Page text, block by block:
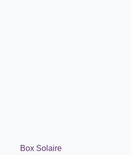
Box Solaire